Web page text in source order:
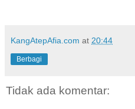
KangAtepAfia.com at 20:44
Berbagi
Tidak ada komentar: